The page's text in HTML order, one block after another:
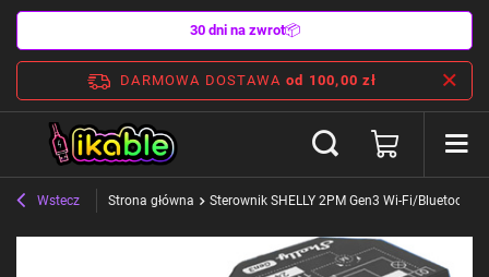
30 dni na zwrot📦
DARMOWA DOSTAWA od 100,00 zł
Wstecz Strona główna Sterownik SHELLY 2PM Gen3 Wi-Fi/Bluetooth 2